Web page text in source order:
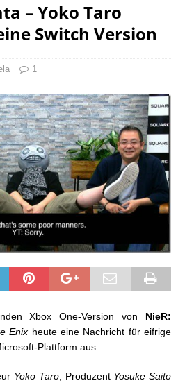
– Yoko Taro
Switch Version
1
Xbox One-Version von NieR:
Enix heute eine Nachricht für eifrige
Plattform aus.
Yoko Taro, Produzent Yosuke Saito